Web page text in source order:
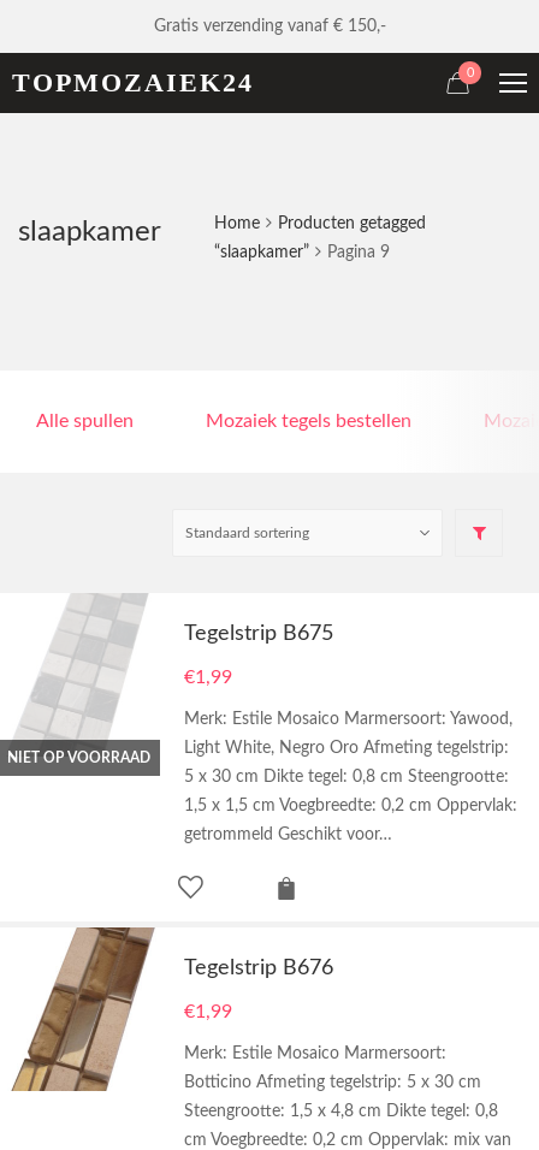
Gratis verzending vanaf € 150,-
TOPMOZAIEK24 0
slaapkamer Home
Producten getagged
“slaapkamer”
Pagina 9
Alle spullen Mozaiek tegels bestellen
NIET OP VOORRAAD
Tegelstrip B675
€1,99
Merk: Estile Mosaico Marmersoort: Yawood,
Light White, Negro Oro Afmeting tegelstrip:
5 x 30 cm Dikte tegel: 0,8 cm Steengrootte:
1,5 x 1,5 cm Voegbreedte: 0,2 cm Oppervlak:
getrommeld Geschikt voor…
Tegelstrip B676
€1,99
Merk: Estile Mosaico Marmersoort:
Botticino Afmeting tegelstrip: 5 x 30 cm
Steengrootte: 1,5 x 4,8 cm Dikte tegel: 0,8
cm Voegbreedte: 0,2 cm Oppervlak: mix van